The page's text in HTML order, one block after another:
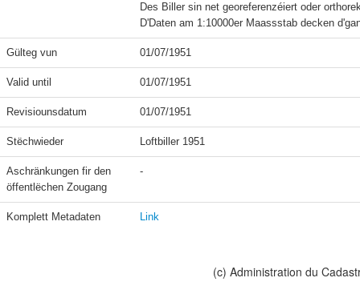
Des Biller sin net georeferenzéiert oder
Gülteg vun 01/07/1951
Valid until 01/07/1951
Revisiounsdatum 01/07/1951
Stëchwieder Loftbiller 1951
Aschränkungen fir den
öffentlëchen Zougang
-
Komplett Metadaten Link
(c) Administration du